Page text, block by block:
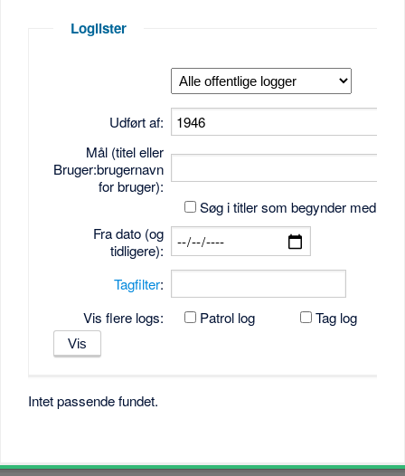
Loglister
Udført af:
Mål (titel eller
Bruger:brugernavn
for bruger):
Søg i titler som begynder med
Fra dato (og
tidligere):
Tagfilter:
Vis flere logs:
Patrol log Tag log
Intet passende fundet.